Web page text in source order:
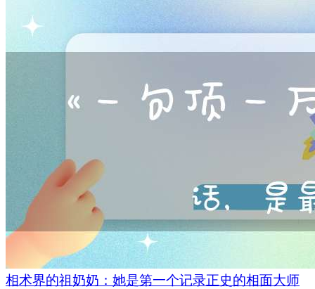
相术界的祖奶奶：她是第一个记录正史的相面大师